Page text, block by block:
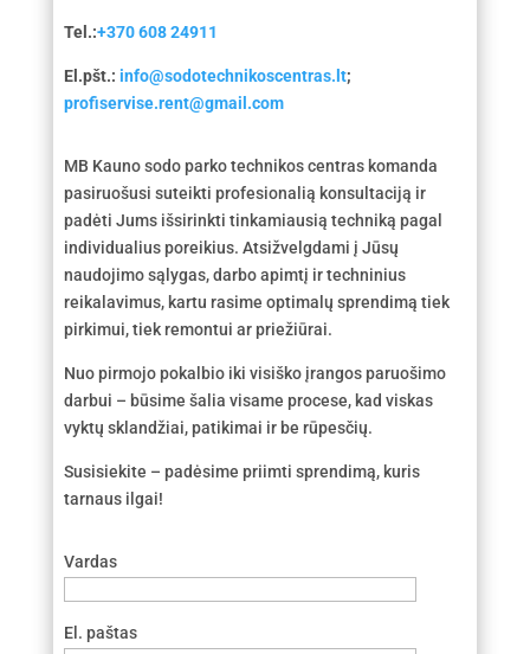
Tel.:+370 608 24911
El.pšt.: info@sodotechnikoscentras.lt;
profiservise.rent@gmail.com
MB Kauno sodo parko technikos centras komanda
pasiruošusi suteikti profesionalią konsultaciją ir
padėti Jums išsirinkti tinkamiausią techniką pagal
individualius poreikius. Atsižvelgdami į Jūsų
naudojimo sąlygas, darbo apimtį ir techninius
reikalavimus, kartu rasime optimalų sprendimą tiek
pirkimui, tiek remontui ar priežiūrai.
Nuo pirmojo pokalbio iki visiško įrangos paruošimo
darbui – būsime šalia visame procese, kad viskas
vyktų sklandžiai, patikimai ir be rūpesčių.
Susisiekite – padėsime priimti sprendimą, kuris
tarnaus ilgai!
Vardas
El. paštas